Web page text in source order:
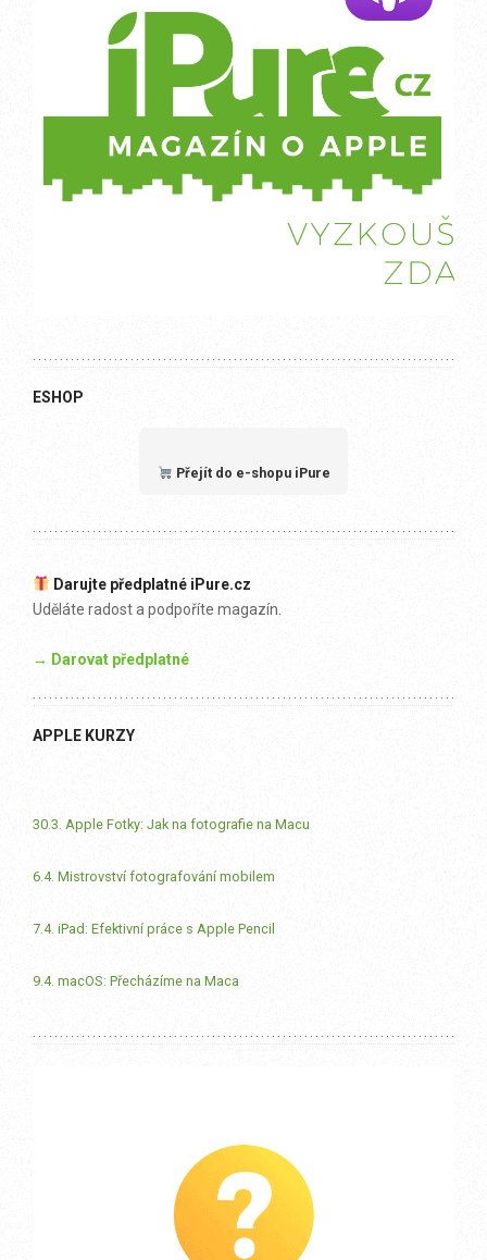
ESHOP
Přejít do e-shopu iPure
Darujte předplatné iPure.cz
Uděláte radost a podpoříte magazín.
→ Darovat předplatné
APPLE KURZY
30.3. Apple Fotky: Jak na fotografie na Macu
6.4. Mistrovství fotografování mobilem
7.4. iPad: Efektivní práce s Apple Pencil
9.4. macOS: Přecházíme na Maca